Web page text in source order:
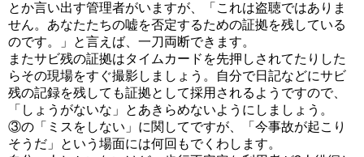
とか言い出す管理者がいますが、「これは盗聴ではありま
せん。あなたたちの嘘を否定するための証拠を残している
のです。」と言えば、一刀両断できます。
またサビ残の証拠はタイムカードを先押しされてたりした
らその現場をすぐ撮影しましょう。自分で日記などにサビ
残の記録を残しても証拠として採用されるようですので、
「しょうがないな」とあきらめないようにしましょう。
③の「ミスをしない」に関してですが、「今事故が起こり
そうだ」という場面には何回もでくわします。